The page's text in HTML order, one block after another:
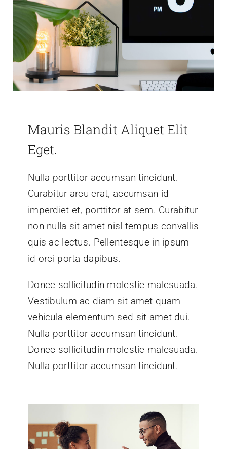
Mauris Blandit Aliquet Elit
Eget.
Nulla porttitor accumsan tincidunt.
Curabitur arcu erat, accumsan id
imperdiet et, porttitor at sem. Curabitur
non nulla sit amet nisl tempus convallis
quis ac lectus. Pellentesque in ipsum
id orci porta dapibus.
Donec sollicitudin molestie malesuada.
Vestibulum ac diam sit amet quam
vehicula elementum sed sit amet dui.
Nulla porttitor accumsan tincidunt.
Donec sollicitudin molestie malesuada.
Nulla porttitor accumsan tincidunt.